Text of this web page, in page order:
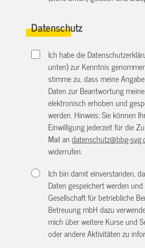
Datenschutz
Ich habe die
unten) zur Kenntnis
stimme zu, dass meine
Daten zur Beantwortung
elektronisch erhoben und
werden. Hinweis: Sie können
Einwilligung jederzeit für die
Mail andatenschutz@bbg-
widerrufen.
Ich bin damit einverstanden,
Daten gespeichert werden
Gesellschaft für betriebliche
Betreuung mbH dazu
mich über weitere Kurse und
oder andere Aktivitäten zu